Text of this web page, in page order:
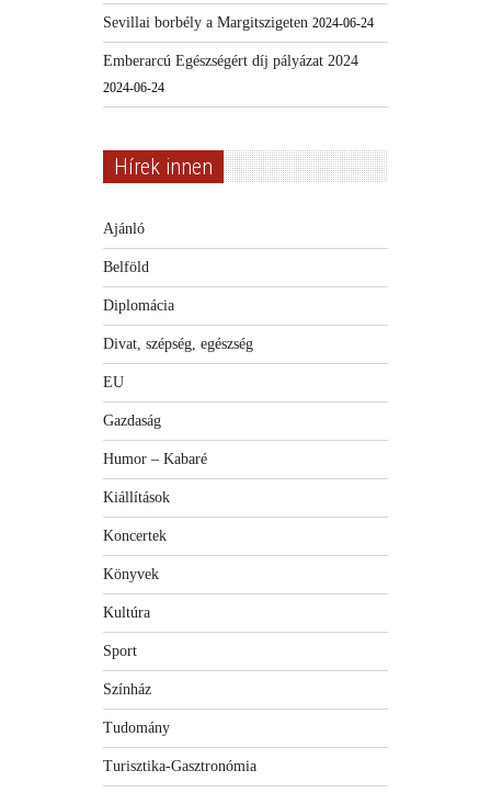
Sevillai borbély a Margitszigeten 2024-06-24
Emberarcú Egészségért díj pályázat 2024
2024-06-24
Hírek innen
Ajánló
Belföld
Diplomácia
Divat, szépség, egészség
EU
Gazdaság
Humor – Kabaré
Kiállítások
Koncertek
Könyvek
Kultúra
Sport
Színház
Tudomány
Turisztika-Gasztronómia